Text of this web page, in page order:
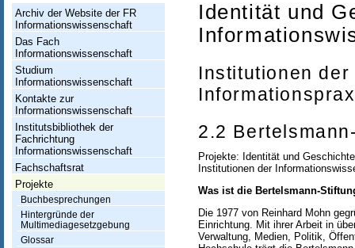
c
h
r
i
c
h
t
u
n
g
I
Archiv der Website der FR
Informationswissenschaft
Das Fach
Informationswissenschaft
Studium
Informationswissenschaft
Kontakte zur
Informationswissenschaft
Institutsbibliothek der
Fachrichtung
Informationswissenschaft
Fachschaftsrat
Projekte
Buchbesprechungen
Hintergründe der
Multimediagesetzgebung
Glossar
Identität und
Institutionen
2.2
Projekte: Identität und
Institutionen der
Was ist die Bertelsmann-
Die 1977 von Reinhard Mohn
Einrichtung. Mit ihrer Arbeit in
Verwaltung, Medien, Politik,